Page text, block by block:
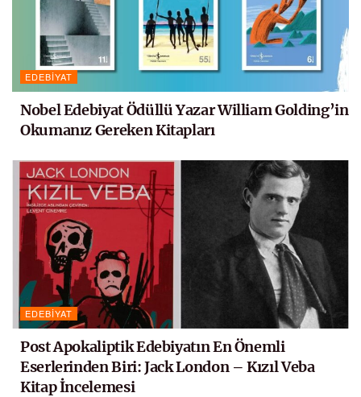
EDEBIYAT
Nobel Edebiyat Ödüllü Yazar William Golding’in
Okumanız Gereken Kitapları
EDEBIYAT
Post Apokaliptik Edebiyatın En Önemli
Eserlerinden Biri: Jack London – Kızıl Veba
Kitap İncelemesi